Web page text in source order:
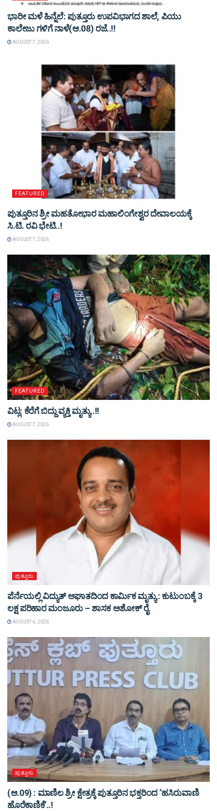
ಭಾರೀ ಮಳೆ ಹಿನ್ನೆಲೆ: ಪುತ್ತೂರು ಉಪವಿಭಾಗದ ಶಾಲೆ, ಪಿಯು
ಕಾಲೇಜು ಗಳಿಗೆ ನಾಳೆ(ಆ.08) ರಜೆ..!!
AUGUST 7, 2026
FEATURED
ಪುತ್ತೂರಿನ ಶ್ರೀ ಮಹತೋಭಾರ ಮಹಾಲಿಂಗೇಶ್ವರ ದೇವಾಲಯಕ್ಕೆ
ಸಿ.ಟಿ. ರವಿ ಭೇಟಿ..!
AUGUST 7, 2026
FEATURED
ವಿಟ್ಲ: ಕೆರೆಗೆ ಬಿದ್ದು ವ್ಯಕ್ತಿ ಮೃತ್ಯು..!!
AUGUST 7, 2026
ಪುತ್ತೂರು
ಪೆರ್ನೆಯಲ್ಲಿ ವಿದ್ಯುತ್ ಆಘಾತದಿಂದ ಕಾರ್ಮಿಕ ಮೃತ್ಯು : ಕುಟುಂಬಕ್ಕೆ 3
ಲಕ್ಷ ಪರಿಹಾರ ಮಂಜೂರು – ಶಾಸಕ ಅಶೋಕ್ ರೈ
AUGUST 6, 2026
ಪುತ್ತೂರು
(ಆ.09) : ಮಾಣಿಲ ಶ್ರೀ ಕ್ಷೇತ್ರಕ್ಕೆ ಪುತ್ತೂರಿನ ಭಕ್ತರಿಂದ ‘ಹಸಿರುವಾಣಿ
ಹೊರೆಕಾಣಿಕೆ’..!